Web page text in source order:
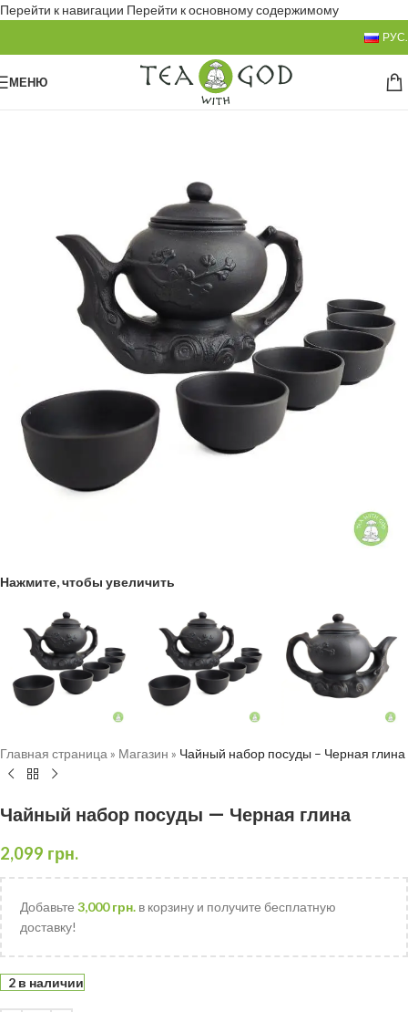
Перейти к навигации Перейти к основному содержимому
РУС.
МЕНЮ
Нажмите, чтобы увеличить
Главная страница » Магазин » Чайный набор посуды – Черная глина
Чайный набор посуды — Черная глина
2,099 грн.
Добавьте 3,000грн. в корзину и получите бесплатную
доставку!
2 в наличии